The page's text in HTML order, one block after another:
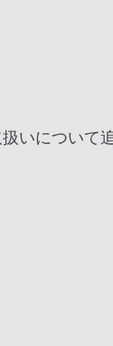
いについて